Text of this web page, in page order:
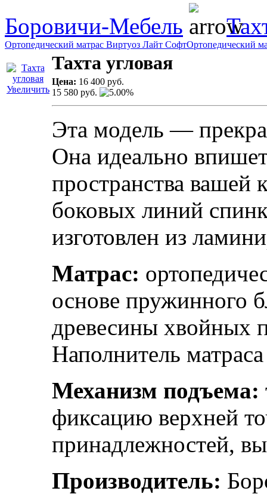
Боровичи-Мебель
Ортопедический матрас Виртуоз Лайт СофтОртопедический
Увеличить
Тахта угловая
Цена: 16 400 руб.
15 580 руб.
5.00%
Эта модель —
Она идеально
пространства
боковых линий
изготовлен из
Матрас:
основе пружинного
древесины хвойных
Наполнитель
Механизм подъема:
фиксацию верхней
принадлежностей,
Производитель: